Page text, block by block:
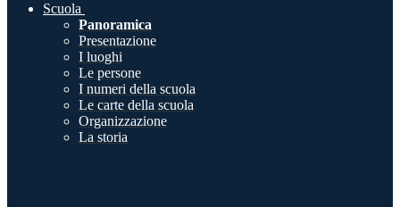
Scuola
Panoramica
Presentazione
I luoghi
Le persone
I numeri della scuola
Le carte della scuola
Organizzazione
La storia